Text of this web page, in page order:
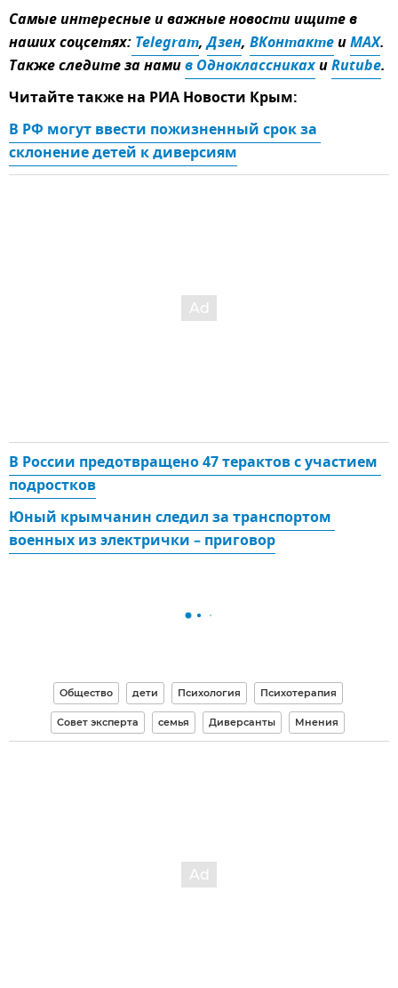
Самые интересные и важные новости ищите в
наших соцсетях: Telegram,Дзен, ВКонтактеиMAX.
Также следите за намив ОдноклассникахиRutube.
Читайте также на РИА Новости Крым:
В РФ могут ввести пожизненный срок за
склонение детей к диверсиям
В России предотвращено 47 терактов с участием
подростков
Юный крымчанин следил за транспортом
военных из электрички – приговор
Общество дети Психология Психотерапия
Совет эксперта семья Диверсанты Мнения